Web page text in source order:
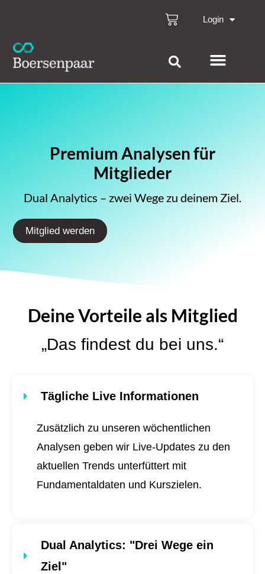
Login
Premium Analysen für
Mitglieder
Dual Analytics – zwei Wege zu deinem Ziel.
Mitglied werden
Deine Vorteile als Mitglied
„Das findest du bei uns.“
Tägliche Live Informationen
Zusätzlich zu unseren wöchentlichen
Analysen geben wir Live-Updates zu den
aktuellen Trends unterfüttert mit
Fundamentaldaten und Kurszielen.
Dual Analytics: "Drei Wege ein
Ziel"